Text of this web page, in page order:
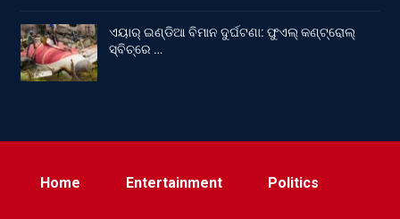
ଏୟାର୍ ଇଣ୍ଡିଆ ବିମାନ ଦୁର୍ଘଟଣା: ଫୁଏଲ୍‌ କଣ୍ଟ୍ରୋଲ୍‌
ସ୍ବିଚ୍‌ରେ …
Home Entertainment Politics